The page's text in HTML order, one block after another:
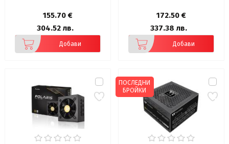
155.70 €
304.52 лв.
Добави
172.50 €
337.38 лв.
Добави
ПОСЛЕДНИ
БРОЙКИ